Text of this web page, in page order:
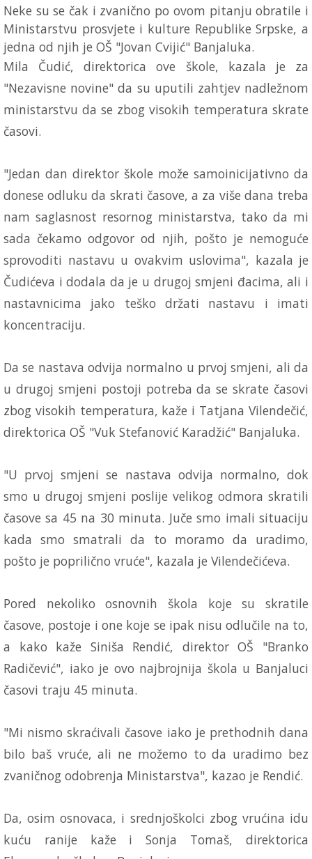
Neke su se čak i zvanično po ovom pitanju obratile i
Ministarstvu prosvjete i kulture Republike Srpske, a
jedna od njih je OŠ "Jovan Cvijić" Banjaluka.
Mila Čudić, direktorica ove škole, kazala je za
"Nezavisne novine" da su uputili zahtjev nadležnom
ministarstvu da se zbog visokih temperatura skrate
časovi.
"Jedan dan direktor škole može samoinicijativno da
donese odluku da skrati časove, a za više dana treba
nam saglasnost resornog ministarstva, tako da mi
sada čekamo odgovor od njih, pošto je nemoguće
sprovoditi nastavu u ovakvim uslovima", kazala je
Čudićeva i dodala da je u drugoj smjeni đacima, ali i
nastavnicima jako teško držati nastavu i imati
koncentraciju.
Da se nastava odvija normalno u prvoj smjeni, ali da
u drugoj smjeni postoji potreba da se skrate časovi
zbog visokih temperatura, kaže i Tatjana Vilendečić,
direktorica OŠ "Vuk Stefanović Karadžić" Banjaluka.
"U prvoj smjeni se nastava odvija normalno, dok
smo u drugoj smjeni poslije velikog odmora skratili
časove sa 45 na 30 minuta. Juče smo imali situaciju
kada smo smatrali da to moramo da uradimo,
pošto je poprilično vruće", kazala je Vilendečićeva.
Pored nekoliko osnovnih škola koje su skratile
časove, postoje i one koje se ipak nisu odlučile na to,
a kako kaže Siniša Rendić, direktor OŠ "Branko
Radičević", iako je ovo najbrojnija škola u Banjaluci
časovi traju 45 minuta.
"Mi nismo skraćivali časove iako je prethodnih dana
bilo baš vruće, ali ne možemo to da uradimo bez
zvaničnog odobrenja Ministarstva", kazao je Rendić.
Da, osim osnovaca, i srednjoškolci zbog vrućina idu
kuću ranije kaže i Sonja Tomaš, direktorica